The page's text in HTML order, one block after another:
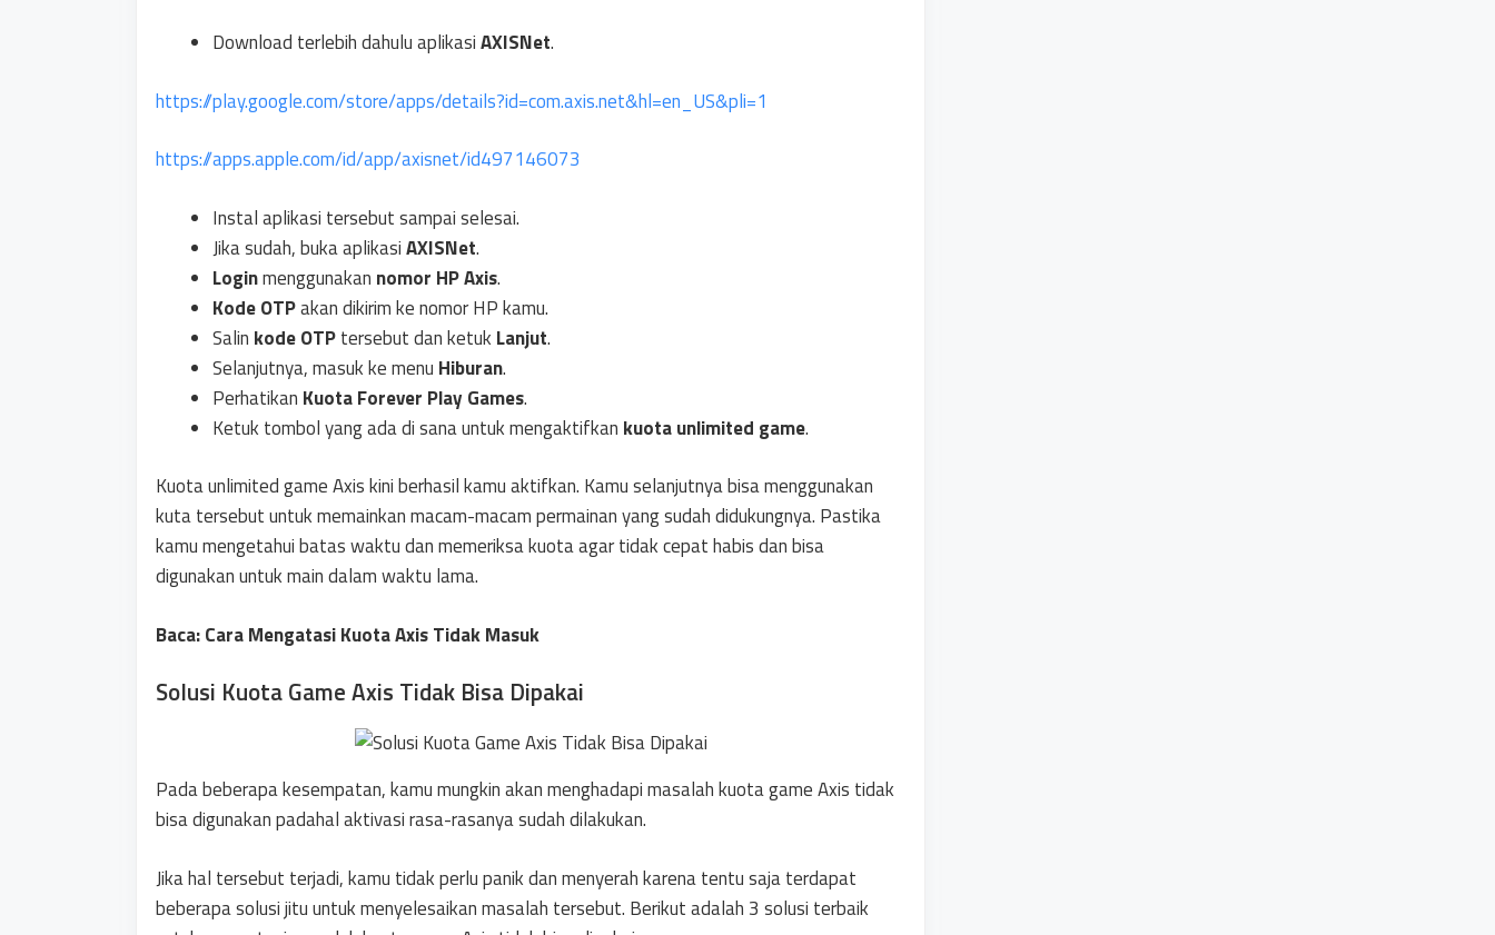
Download terlebih dahulu aplikasiAXISNet.
https://play.google.com/store/apps/details?id=com.axis.net&hl=en_US&pli=1
https://apps.apple.com/id/app/axisnet/id497146073
Instal aplikasi tersebut sampai selesai.
Jika sudah, buka aplikasiAXISNet.
Loginmenggunakan nomor HP Axis.
Kode OTPakan dikirim ke nomor HP kamu.
Salin kode OTPtersebut dan ketuk Lanjut.
Selanjutnya, masuk ke menu Hiburan.
Perhatikan Kuota Forever Play Games.
Ketuk tombol yang ada di sana untuk mengaktifkan kuota unlimited game.
Kuota unlimited game Axis kini berhasil kamu aktifkan. Kamu selanjutnya bisa menggunakan
kuta tersebut untuk memainkan macam-macam permainan yang sudah didukungnya. Pastika
kamu mengetahui batas waktu dan memeriksa kuota agar tidak cepat habis dan bisa
digunakan untuk main dalam waktu lama.
Baca: Cara Mengatasi Kuota Axis Tidak Masuk
Solusi Kuota Game Axis Tidak Bisa Dipakai
Pada beberapa kesempatan, kamu mungkin akan menghadapi masalah kuota game Axis tidak
bisa digunakan padahal aktivasi rasa-rasanya sudah dilakukan.
Jika hal tersebut terjadi, kamu tidak perlu panik dan menyerah karena tentu saja terdapat
beberapa solusi jitu untuk menyelesaikan masalah tersebut. Berikut adalah 3 solusi terbaik